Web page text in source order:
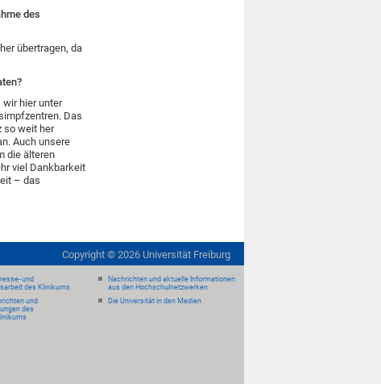
des
übertragen, da
wir hier unter
Das
so weit her
Auch unsere
die älteren
viel Dankbarkeit
– das
Copyright © 2026 Universität Freiburg
und
des Klinikums
und
des
Nachrichten und aktuelle Informationen
aus den Hochschulnetzwerken
Die Universität in den Medien